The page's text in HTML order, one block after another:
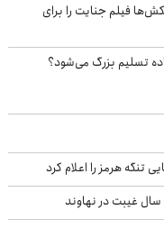
فیلم جنایت را برای
تسلیم بزرگ می‌شود؟
تنگه هرمز را اعلام کرد